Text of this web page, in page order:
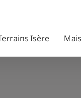
Isère